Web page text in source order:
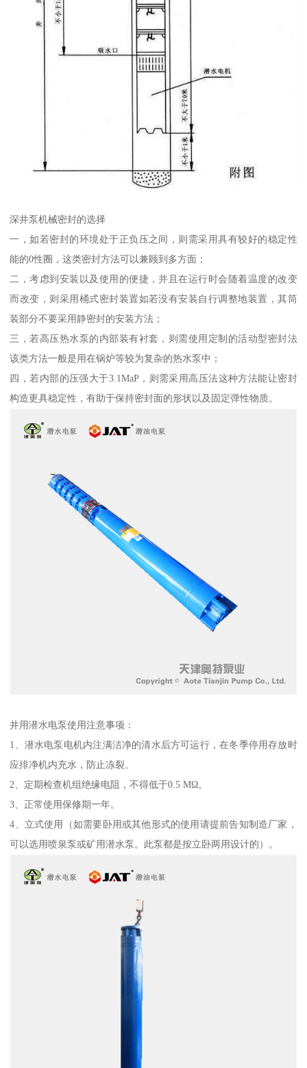
深井泵机械密封的选择
一，如若密封的环境处于正负压之间，则需采用具有较好的稳定性
能的0性圈，这类密封方法可以兼顾到多方面；
二，考虑到安装以及使用的便捷，并且在运行时会随着温度的改变
而改变，则采用桶式密封装置如若没有安装自行调整地装置，其筒
装部分不要采用静密封的安装方法；
三，若高压热水泵的内部装有衬套，则需使用定制的活动型密封法
该类方法一般是用在锅炉等较为复杂的热水泵中；
四，若内部的压强大于3.1MaP，则需采用高压法这种方法能让密封
构造更具稳定性，有助于保持密封面的形状以及固定弹性物质。
井用潜水电泵使用注意事项：
1、潜水电泵电机内注满洁净的清水后方可运行，在冬季停用存放时
应排净机内充水，防止冻裂。
2、定期检查机组绝缘电阻，不得低于0.5 MΩ。
3、正常使用保修期一年。
4、立式使用（如需要卧用或其他形式的使用请提前告知制造厂家，
可以选用喷泉泵或矿用潜水泵。此泵都是按立卧两用设计的）。